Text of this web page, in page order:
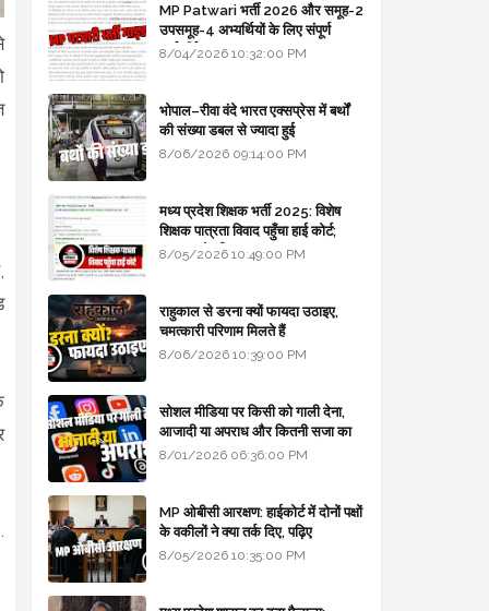
MP Patwari भर्ती 2026 और समूह-2
उपसमूह-4 अभ्यर्थियों के लिए संपूर्ण
मार्गदर्शिका
8/04/2026 10:32:00 PM
भोपाल–रीवा वंदे भारत एक्सप्रेस में बर्थों
की संख्या डबल से ज्यादा हुई
8/06/2026 09:14:00 PM
मध्य प्रदेश शिक्षक भर्ती 2025: विशेष
शिक्षक पात्रता विवाद पहुँचा हाई कोर्ट;
सरकार से माँगा जवाब
8/05/2026 10:49:00 PM
राहुकाल से डरना क्यों फायदा उठाइए,
चमत्कारी परिणाम मिलते हैं
8/06/2026 10:39:00 PM
सोशल मीडिया पर किसी को गाली देना,
आजादी या अपराध और कितनी सजा का
प्रावधान - free legal advice
8/01/2026 06:36:00 PM
MP ओबीसी आरक्षण: हाईकोर्ट में दोनों पक्षों
के वकीलों ने क्या तर्क दिए, पढ़िए
8/05/2026 10:35:00 PM